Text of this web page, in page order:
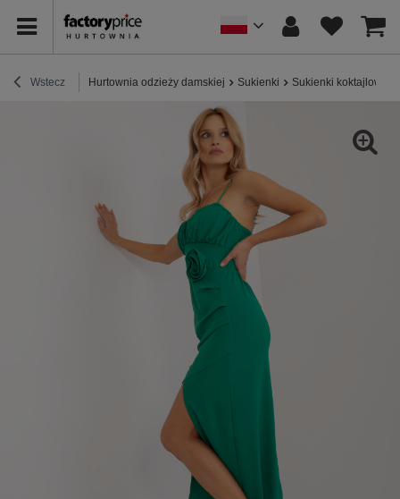
Wstecz Hurtownia odzieży damskiej Sukienki Sukienki koktajlowe /